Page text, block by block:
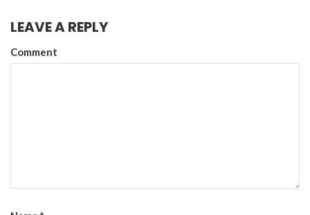
LEAVE A REPLY
Comment